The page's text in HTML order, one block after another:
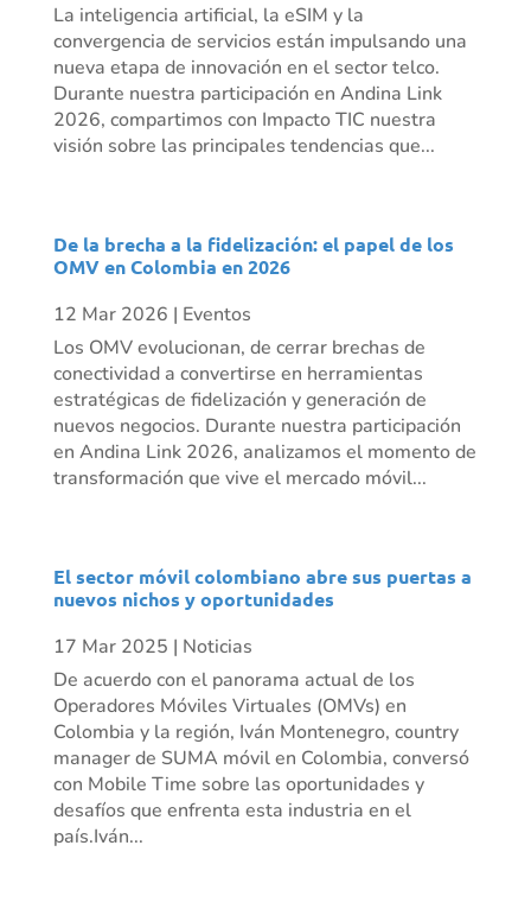
La inteligencia artificial, la eSIM y la
convergencia de servicios están impulsando una
nueva etapa de innovación en el sector telco.
Durante nuestra participación en Andina Link
2026, compartimos con Impacto TIC nuestra
visión sobre las principales tendencias que...
De la brecha a la fidelización: el papel de los
OMV en Colombia en 2026
12 Mar 2026 | Eventos
Los OMV evolucionan, de cerrar brechas de
conectividad a convertirse en herramientas
estratégicas de fidelización y generación de
nuevos negocios. Durante nuestra participación
en Andina Link 2026, analizamos el momento de
transformación que vive el mercado móvil...
El sector móvil colombiano abre sus puertas a
nuevos nichos y oportunidades
17 Mar 2025 | Noticias
De acuerdo con el panorama actual de los
Operadores Móviles Virtuales (OMVs) en
Colombia y la región, Iván Montenegro, country
manager de SUMA móvil en Colombia, conversó
con Mobile Time sobre las oportunidades y
desafíos que enfrenta esta industria en el
país.Iván...